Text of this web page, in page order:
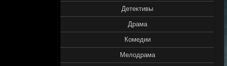
Детективы
Драма
Комедии
Мелодрама